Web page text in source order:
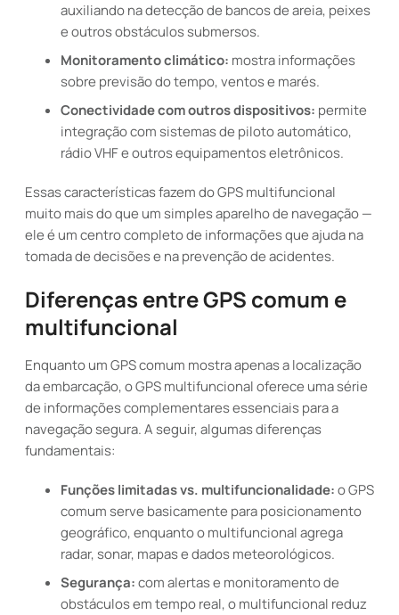
auxiliando na detecção de bancos de areia, peixes
e outros obstáculos submersos.
Monitoramento climático: mostra informações
sobre previsão do tempo, ventos e marés.
Conectividade com outros dispositivos: permite
integração com sistemas de piloto automático,
rádio VHF e outros equipamentos eletrônicos.
Essas características fazem do GPS multifuncional
muito mais do que um simples aparelho de navegação —
ele é um centro completo de informações que ajuda na
tomada de decisões e na prevenção de acidentes.
Diferenças entre GPS comum e
multifuncional
Enquanto um GPS comum mostra apenas a localização
da embarcação, o GPS multifuncional oferece uma série
de informações complementares essenciais para a
navegação segura. A seguir, algumas diferenças
fundamentais:
Funções limitadas vs. multifuncionalidade:o GPS
comum serve basicamente para posicionamento
geográfico, enquanto o multifuncional agrega
radar, sonar, mapas e dados meteorológicos.
Segurança:com alertas e monitoramento de
obstáculos em tempo real, o multifuncional reduz